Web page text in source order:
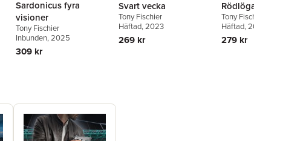
Sardonicus fyra
visioner
Tony Fischier
Inbunden, 2025
309 kr
Svart vecka
Tony Fischier
Häftad, 2023
269 kr
Tony Fischier
Häftad, 2024
279 kr